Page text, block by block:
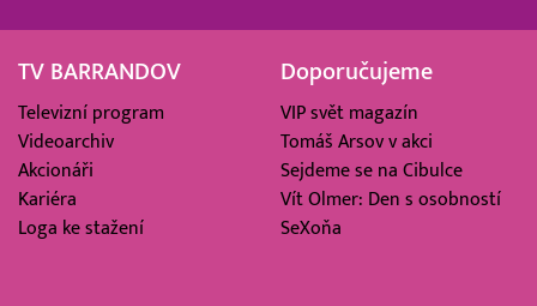
TV BARRANDOV
Televizní program
Videoarchiv
Akcionáři
Kariéra
Loga ke stažení
Doporučujeme
VIP svět magazín
Tomáš Arsov v akci
Sejdeme se na Cibulce
Vít Olmer: Den s osobností
SeXoňa